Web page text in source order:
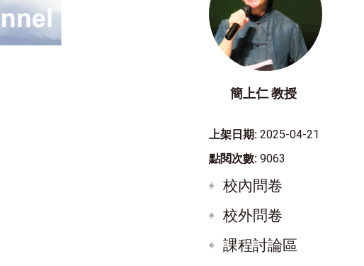
簡上仁 教授
上架日期: 2025-04-21
點閱次數: 9063
校內問卷
校外問卷
課程討論區